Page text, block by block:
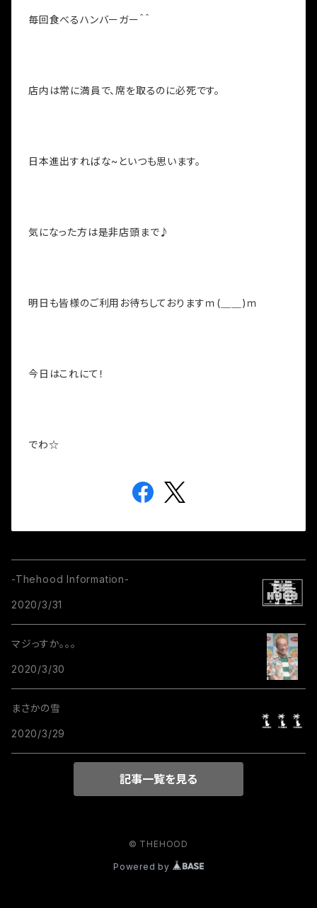
毎回食べるハンバーガー＾＾
店内は常に満員で、席を取るのに必死です。
日本進出すればな~といつも思います。
気になった方は是非店頭まで♪
明日も皆様のご利用お待ちしておりますｍ(＿＿)ｍ
今日はこれにて！
でわ☆
-Thehood Information-
2020/3/31
マジっすか。。。
2020/3/30
まさかの雪
2020/3/29
記事一覧を見る
© THEHOOD
Powered by